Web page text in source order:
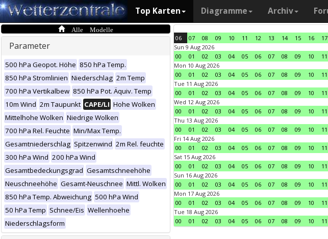
Top Karten Diagramme Archiv
Alle Modelle
Parameter
500 hPa Geopot. Höhe 850 hPa Temp.
850 hPa Stromlinien Niederschlag 2m Temp
700 hPa Vertikalbew 850 hPa Pot. Äquiv. Temp
10m Wind 2m Taupunkt CAPE/LI Hohe Wolken
Mittelhohe Wolken Niedrige Wolken
700 hPa Rel. Feuchte Min/Max Temp.
Gesamtniederschlag Spitzenwind 2m Rel. feuchte
300 hPa Wind 200 hPa Wind
Gesamtbedeckungsgrad Gesamtschneehöhe
Neuschneehöhe Gesamt-Neuschnee Mittl. Wolken
850 hPa Temp. Abweichung 500 hPa Wind
50 hPa Temp Schnee/Eis Wellenhoehe
Niederschlagsform
06 07 08 09 10 11 12 13 14 15 16 17
Sun 9 Aug 2026
00
01 02 03 04 05 06 07 08 09 10 11
Mon 10 Aug 2026
00
01 02 03 04 05 06 07 08 09 10 11
Tue 11 Aug 2026
00
01 02 03 04 05 06 07 08 09 10 11
Wed 12 Aug 2026
00
01 02 03 04 05 06 07 08 09 10 11
Thu 13 Aug 2026
00
01 02 03 04 05 06 07 08 09 10 11
Fri 14 Aug 2026
00
01 02 03 04 05 06 07 08 09 10 11
Sat 15 Aug 2026
00
01 02 03 04 05 06 07 08 09 10 11
Sun 16 Aug 2026
00
01 02 03 04 05 06 07 08 09 10 11
Mon 17 Aug 2026
00
01 02 03 04 05 06 07 08 09 10 11
Tue 18 Aug 2026
00
01 02 03 04 05 06 07 08 09 10 11